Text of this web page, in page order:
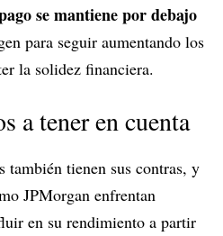
se mantiene por debajo
para seguir aumentando los
la solidez financiera.
a tener en cuenta
también tienen sus contras, y
JPMorgan enfrentan
en su rendimiento a partir